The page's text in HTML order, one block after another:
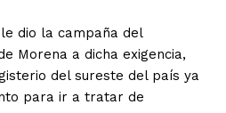
dio la campaña del
Morena a dicha exigencia,
del sureste del país ya
para ir a tratar de